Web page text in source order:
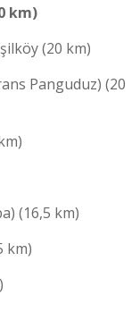
km)
(20 km)
Panguduz) (20
(16,5 km)
km)